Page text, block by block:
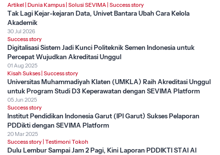
Artikel Dunia Kampus Solusi SEVIMA Success story
Tak Lagi Kejar-kejaran Data, Univet Bantara Ubah Cara Kelola
Akademik
30 Jul 2026
Success story
Digitalisasi Sistem Jadi Kunci Politeknik Semen Indonesia untuk
Percepat Wujudkan Akreditasi Unggul
01 Aug 2025
Kisah Sukses Success story
Universitas Muhammadiyah Klaten (UMKLA) Raih Akreditasi Unggul
untuk Program Studi D3 Keperawatan dengan SEVIMA Platform
05 Jun 2025
Success story
Institut Pendidikan Indonesia Garut (IPI Garut) Sukses Pelaporan
PDDikti dengan SEVIMA Platform
20 Mar 2025
Success story Testimoni Tokoh
Dulu Lembur Sampai Jam 2 Pagi, Kini Laporan PDDIKTI STAI Al